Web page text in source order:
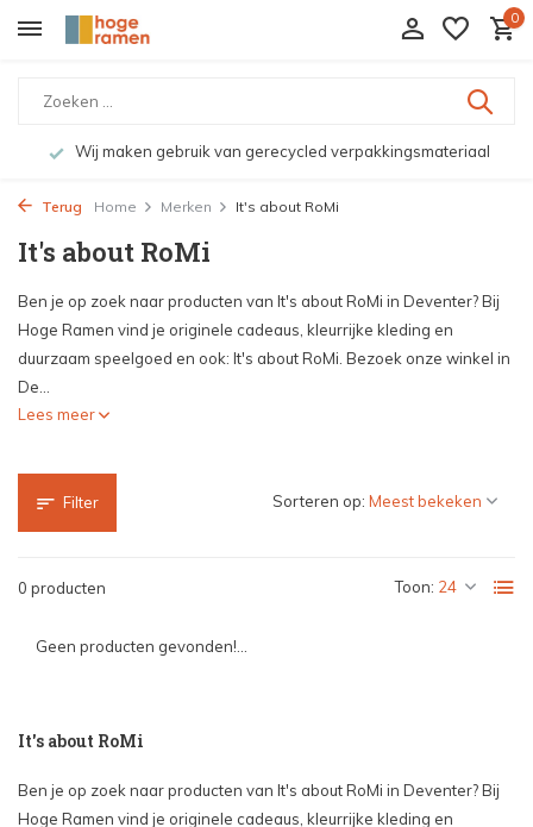
0
Wij maken gebruik van gerecycled verpakkingsmateriaal
Terug Home Merken It's about RoMi
It's about RoMi
Ben je op zoek naar producten van It's about RoMi in Deventer? Bij
Hoge Ramen vind je originele cadeaus, kleurrijke kleding en
duurzaam speelgoed en ook: It's about RoMi. Bezoek onze winkel in
De...
Lees meer
Filter
0 producten Toon:
Sorteren op:
Geen producten gevonden!...
It's about RoMi
Ben je op zoek naar producten van It's about RoMi in Deventer? Bij
Hoge Ramen vind je originele cadeaus, kleurrijke kleding en